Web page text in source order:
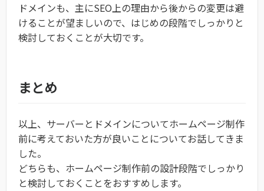
ドメインも、主にSEO上の理由から後からの変更は避
けることが望ましいので、はじめの段階でしっかりと
検討しておくことが大切です。
まとめ
以上、サーバーとドメインについてホームページ制作
前に考えておいた方が良いことについてお話してきま
した。
どちらも、ホームページ制作前の設計段階でしっかり
と検討しておくことをおすすめします。